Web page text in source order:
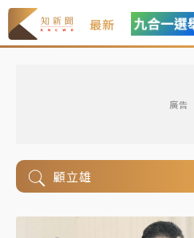
最新
廣告
顧立雄